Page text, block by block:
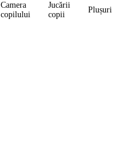
Camera
copilului
Jucării
copii
Plușuri